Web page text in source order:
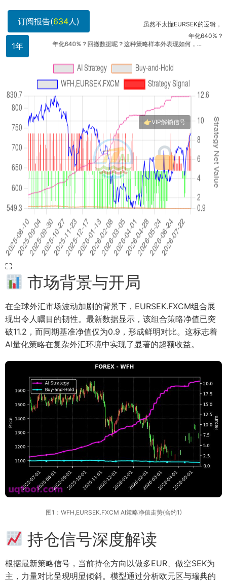
订阅报告(634人)
1年
⛶
年化640%？回撤数据呢？这种策略样本外表现如何，...
虽然不太懂EURSEK的逻辑，但AI
年化640%？这数
市场背景与开局
在全球外汇市场波动加剧的背景下，EURSEK.FXCM组合展
现出令人瞩目的韧性。最新数据显示，该组合策略净值已突
破11.2，而同期基准净值仅为0.9，形成鲜明对比。这标志着
AI量化策略在复杂外汇环境中实现了显著的超额收益。
图1：WFH,EURSEK.FXCM AI策略净值走势(合约1)
持仓信号深度解读
根据最新策略信号，当前持仓方向以做多EUR、做空SEK为
主，力量对比呈现明显倾斜。模型通过分析欧元区与瑞典的